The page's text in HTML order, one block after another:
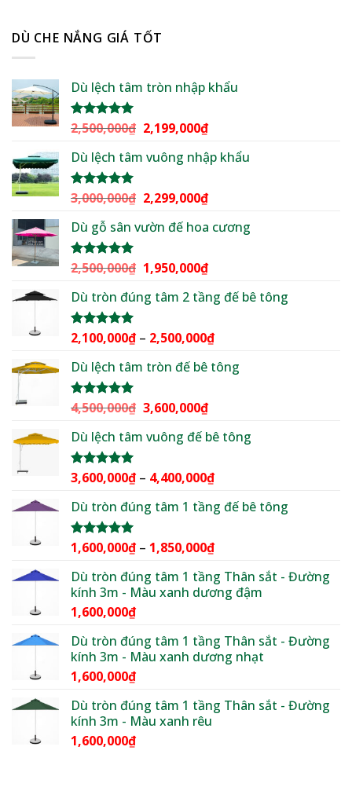
DÙ CHE NẮNG GIÁ TỐT
Dù lệch tâm tròn nhập khẩu
Được xếp
5 sao
2,500,000₫ Giá
là:
2,199,000₫Giá
tại
2,199,000₫.
Dù lệch tâm vuông nhập khẩu
Được xếp
5 sao
3,000,000₫ Giá
là:
2,299,000₫Giá
tại
2,299,000₫.
Dù gỗ sân vườn đế hoa cương
Được xếp
5 sao
2,500,000₫ Giá
là:
1,950,000₫Giá
tại
1,950,000₫.
Dù tròn đúng tâm 2 tầng đế bê tông
Được xếp
5 sao
2,100,000₫ – 2,500,000₫Khoảng
từ
Dù lệch tâm tròn đế bê tông
Được xếp
5 sao
4,500,000₫ Giá
là:
3,600,000₫Giá
tại
3,600,000₫.
Dù lệch tâm vuông đế bê tông
Được xếp
5 sao
3,600,000₫ – 4,400,000₫Khoảng
từ
đến
Dù tròn đúng tâm 1 tầng đế bê tông
Được xếp
5 sao
1,600,000₫ – 1,850,000₫Khoảng
từ
1,600,000₫
Dù tròn đúng tâm 1 tầng Thân sắt - Đường
kính 3m - Màu xanh dương đậm
1,600,000₫
Dù tròn đúng tâm 1 tầng Thân sắt - Đường
kính 3m - Màu xanh dương nhạt
1,600,000₫
Dù tròn đúng tâm 1 tầng Thân sắt - Đường
kính 3m - Màu xanh rêu
1,600,000₫